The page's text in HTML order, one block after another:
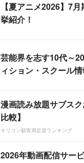
【夏アニメ2026】7
挙紹介！
芸能界を志す10代～
ィション・スクール
漫画読み放題サブス
比較】
オリコン顧客満足度ランキング
2026年動画配信サー